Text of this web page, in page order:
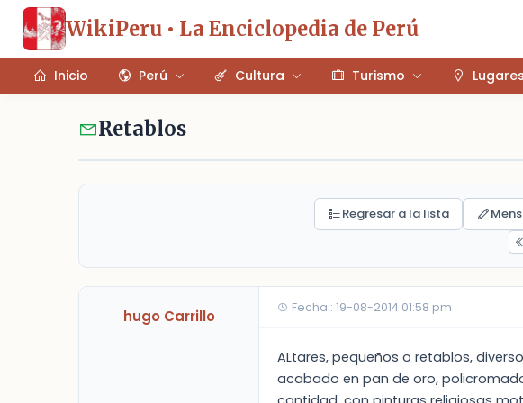
WikiPeru • La Enciclopedia de Perú
Inicio Perú Cultura Turismo Lugares
Retablos
Regresar a la lista
hugo Carrillo Fecha : 19-08-2014 01:58 pm
ALtares, pequeños o retablos,
acabado en pan de oro,